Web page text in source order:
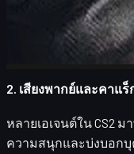
โทนสีและ
คาแร็กเตอ
ความแตกต่
2. เสียงพากย์และคาแร็
หลายเอเจนต์ใน CS2 ม
ความสนุกและบ่งบอก